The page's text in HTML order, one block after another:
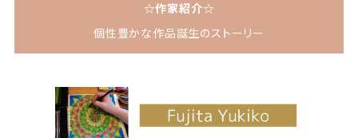
☆作家紹介☆
個性豊かな作品誕生のストーリー